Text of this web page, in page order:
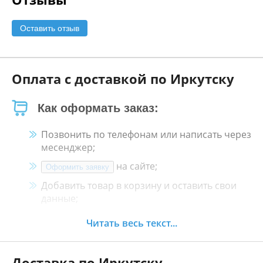
Оставить отзыв
Оплата с доставкой по Иркутску
Как оформать заказ:
Позвонить по телефонам или написать через
месенджер;
Оформить заявку
на сайте;
Добавить товар в корзину и оставить свои
данные;
Менеджер свяжется с Вами в течение 30
Читать весь текст...